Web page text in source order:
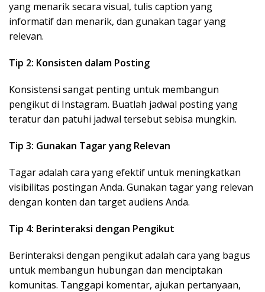
yang menarik secara visual, tulis caption yang
informatif dan menarik, dan gunakan tagar yang
relevan.
Tip 2: Konsisten dalam Posting
Konsistensi sangat penting untuk membangun
pengikut di Instagram. Buatlah jadwal posting yang
teratur dan patuhi jadwal tersebut sebisa mungkin.
Tip 3: Gunakan Tagar yang Relevan
Tagar adalah cara yang efektif untuk meningkatkan
visibilitas postingan Anda. Gunakan tagar yang relevan
dengan konten dan target audiens Anda.
Tip 4: Berinteraksi dengan Pengikut
Berinteraksi dengan pengikut adalah cara yang bagus
untuk membangun hubungan dan menciptakan
komunitas. Tanggapi komentar, ajukan pertanyaan,